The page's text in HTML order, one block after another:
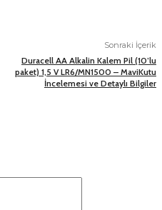
Sonraki İçerik
Duracell AA Alkalin Kalem Pil (10’lu
paket) 1,5 V LR6/MN1500 – MaviKutu
İncelemesi ve Detaylı Bilgiler